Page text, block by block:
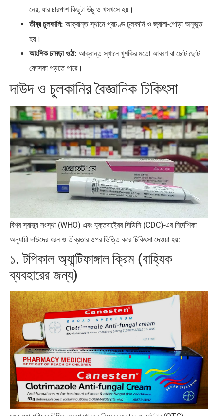
নেয়, যার চারপাশ কিছুটা উঁচু ও খসখসে হয়।
তীব্র চুলকানি: আক্রান্ত স্থানে প্রচণ্ড চুলকানি ও জ্বালা-পোড়া অনুভূত
হয়।
আংশিক চামড়া ওঠা: আক্রান্ত স্থানে খুশকির মতো আবরণ বা ছোট ছোট
ফোসকা পড়তে পারে।
দাউদ ও চুলকানির বৈজ্ঞানিক চিকিৎসা
বিশ্ব স্বাস্থ্য সংস্থা (WHO) এবং যুক্তরাষ্ট্রের সিডিসি (CDC)-এর নির্দেশিকা
অনুযায়ী দাউদের ধরন ও তীব্রতার ওপর ভিত্তি করে চিকিৎসা দেওয়া হয়:
১. টপিকাল অ্যান্টিফাঙ্গাল ক্রিম (বাহ্যিক
ব্যবহারের জন্য)